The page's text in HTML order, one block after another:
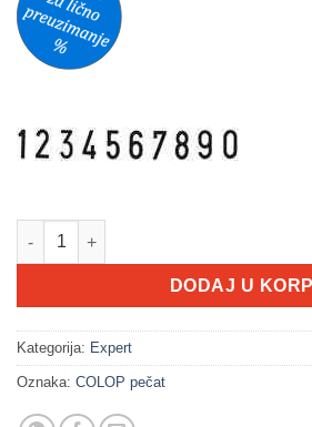
COLOP 2010 Microban količina
DODAJ U
Kategorija: Expert
Oznaka: COLOP pečat